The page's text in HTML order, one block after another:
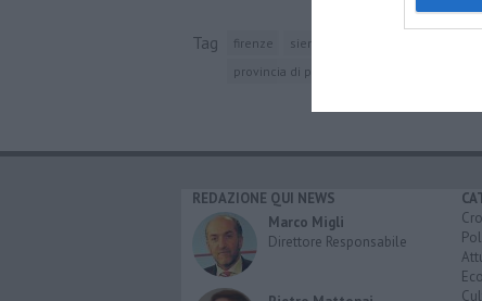
Tag firenze siena
provincia di pistoia
REDAZIONE QUI NEWS
Marco Migli
Direttore Responsabile